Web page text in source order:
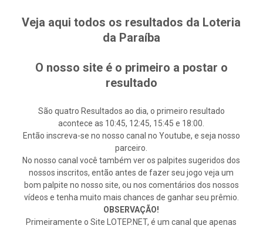
Veja aqui todos os resultados da Loteria
da Paraíba
O nosso site é o primeiro a postar o
resultado
São quatro Resultados ao dia, o primeiro resultado
acontece as 10:45, 12:45, 15:45 e 18:00.
Então inscreva-se no nosso canal no Youtube, e seja nosso
parceiro.
No nosso canal você também ver os palpites sugeridos dos
nossos inscritos, então antes de fazer seu jogo veja um
bom palpite no nosso site, ou nos comentários dos nossos
vídeos e tenha muito mais chances de ganhar seu prêmio.
OBSERVAÇÃO!
Primeiramente o Site LOTEP.NET, é um canal que apenas